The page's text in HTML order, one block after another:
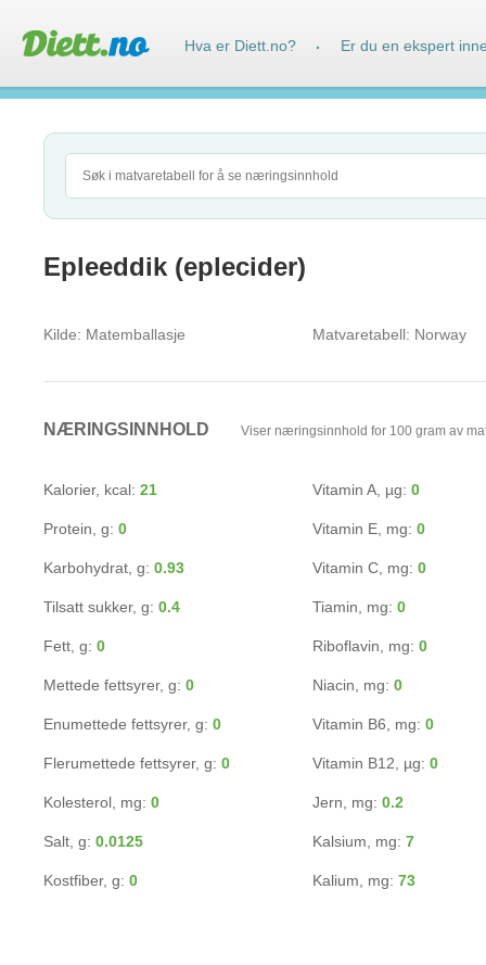
Epleeddik (eplecider)
Kilde: Matemballasje Matvaretabell: Norway
NÆRINGSINNHOLD Viser næringsinnhold for 100 gram av
Kalorier, kcal: 21
Protein, g: 0
Karbohydrat, g: 0.93
Tilsatt sukker, g: 0.4
Fett, g: 0
Mettede fettsyrer, g: 0
Enumettede fettsyrer, g: 0
Flerumettede fettsyrer, g: 0
Kolesterol, mg: 0
Salt, g: 0.0125
Kostfiber, g: 0
Vitamin A, µg: 0
Vitamin E, mg: 0
Vitamin C, mg: 0
Tiamin, mg: 0
Riboflavin, mg: 0
Niacin, mg: 0
Vitamin B6, mg: 0
Vitamin B12, µg: 0
Jern, mg: 0.2
Kalsium, mg: 7
Kalium, mg: 73
Hva er Diett.no? · Er du en ekspert